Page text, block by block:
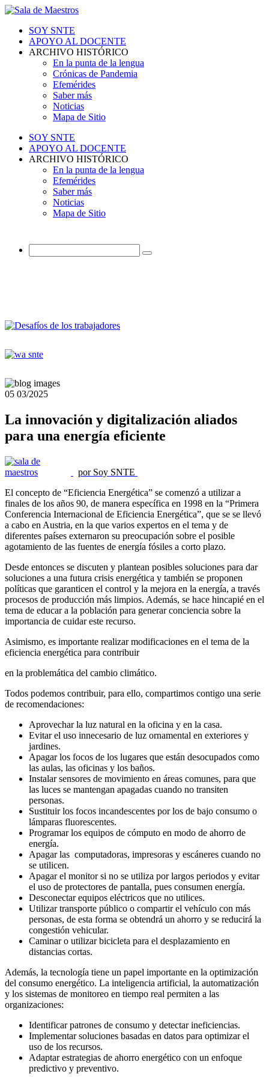
SOY SNTE
APOYO AL DOCENTE
ARCHIVO HISTÓRICO
En la punta de la lengua
Crónicas de Pandemia
Efemérides
Saber más
Noticias
Mapa de Sitio
SOY SNTE
APOYO AL DOCENTE
ARCHIVO HISTÓRICO
En la punta de la lengua
Efemérides
Saber más
Noticias
Mapa de Sitio
05 03/2025
La innovación y digitalización aliados
para una energía eficiente
por Soy SNTE
El concepto de “Eficiencia Energética” se comenzó a utilizar a
finales de los años 90, de manera específica en 1998 en la “Primera
Conferencia Internacional de Eficiencia Energética”, que se se llevó
a cabo en Austria, en la que varios expertos en el tema y de
diferentes países externaron su preocupación sobre el posible
agotamiento de las fuentes de energía fósiles a corto plazo.
Desde entonces se discuten y plantean posibles soluciones para dar
soluciones a una futura crisis energética y también se proponen
políticas que garanticen el control y la mejora en la energía, a través
procesos de producción más limpios. Además, se hace hincapié en el
tema de educar a la población para generar conciencia sobre la
importancia de cuidar este recurso.
Asimismo, es importante realizar modificaciones en el tema de la
eficiencia energética para contribuir
en la problemática del cambio climático.
Todos podemos contribuir, para ello, compartimos contigo una serie
de recomendaciones:
Aprovechar la luz natural en la oficina y en la casa.
Evitar el uso innecesario de luz ornamental en exteriores y
jardines.
Apagar los focos de los lugares que están desocupados como
las aulas, las oficinas y los baños.
Instalar sensores de movimiento en áreas comunes, para que
las luces se mantengan apagadas cuando no transiten
personas.
Sustituir los focos incandescentes por los de bajo consumo o
lámparas fluorescentes.
Programar los equipos de cómputo en modo de ahorro de
energía.
Apagar las computadoras, impresoras y escáneres cuando no
se utilicen.
Apagar el monitor si no se utiliza por largos periodos y evitar
el uso de protectores de pantalla, pues consumen energía.
Desconectar equipos eléctricos que no utilices.
Utilizar transporte público o compartir el vehículo con más
personas, de esta forma se obtendrá un ahorro y se reducirá la
congestión vehicular.
Caminar o utilizar bicicleta para el desplazamiento en
distancias cortas.
Además, la tecnología tiene un papel importante en la optimización
del consumo energético. La inteligencia artificial, la automatización
y los sistemas de monitoreo en tiempo real permiten a las
organizaciones:
Identificar patrones de consumo y detectar ineficiencias.
Implementar soluciones basadas en datos para optimizar el
uso de los recursos.
Adaptar estrategias de ahorro energético con un enfoque
predictivo y preventivo.